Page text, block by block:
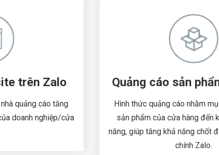
trên Zalo
quảng cáo tăng
doanh nghiệp/cửa
Quảng cáo sản
Hình thức quảng cáo nhằm
sản phẩm của cửa hàng đến
năng, giúp tăng khả năng chốt
chính Zalo.